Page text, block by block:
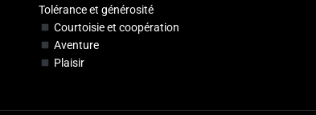
Tolérance et générosité
Courtoisie et coopération
Aventure
Plaisir